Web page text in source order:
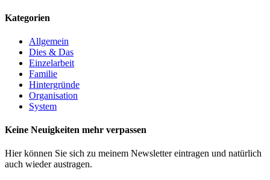
Kategorien
Allgemein
Dies & Das
Einzelarbeit
Familie
Hintergründe
Organisation
System
Keine Neuigkeiten mehr verpassen
Hier können Sie sich zu meinem Newsletter eintragen und natürlich
auch wieder austragen.